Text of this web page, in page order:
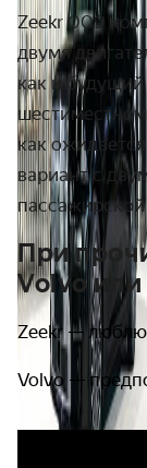
Zeekr 009
двумя
как и
как
вариант с
пассажирской
При
Volvo или
Zeekr — люблю
Volvo —